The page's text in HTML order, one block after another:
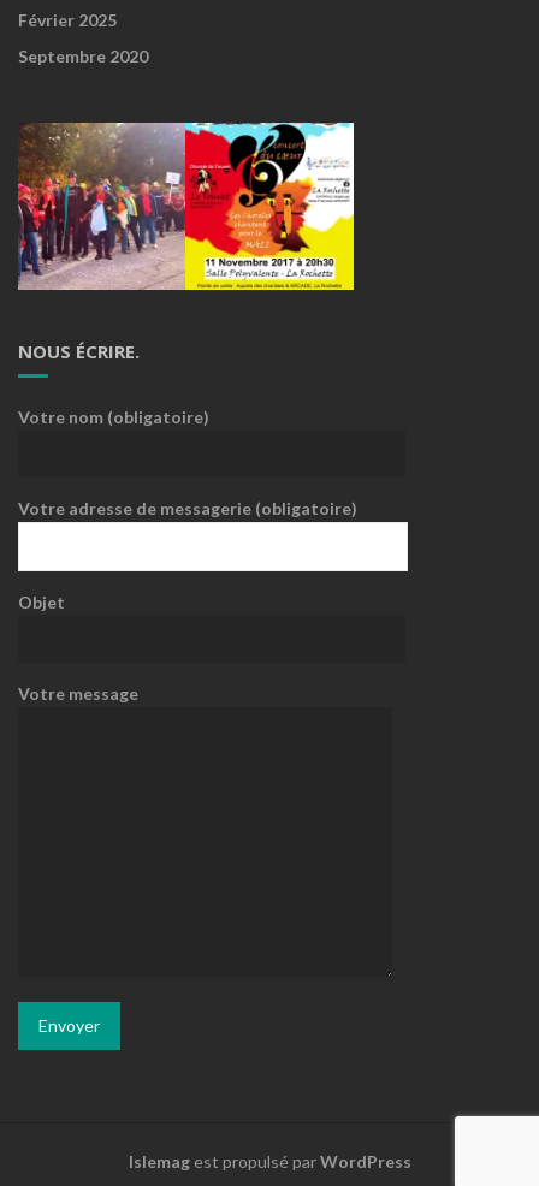
Février 2025
Septembre 2020
NOUS ÉCRIRE.
Votre nom (obligatoire)
Votre adresse de messagerie (obligatoire)
Objet
Votre message
Islemagest propulsé parWordPress